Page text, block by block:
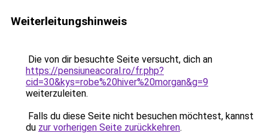
Weiterleitungshinweis
Die von dir besuchte Seite versucht, dich an
https://pensiuneacoral.ro/fr.php?
cid=30&kys=robe%20hiver%20morgan&g=9
weiterzuleiten.
Falls du diese Seite nicht besuchen möchtest, kannst
du zur vorherigen Seite zurückkehren.